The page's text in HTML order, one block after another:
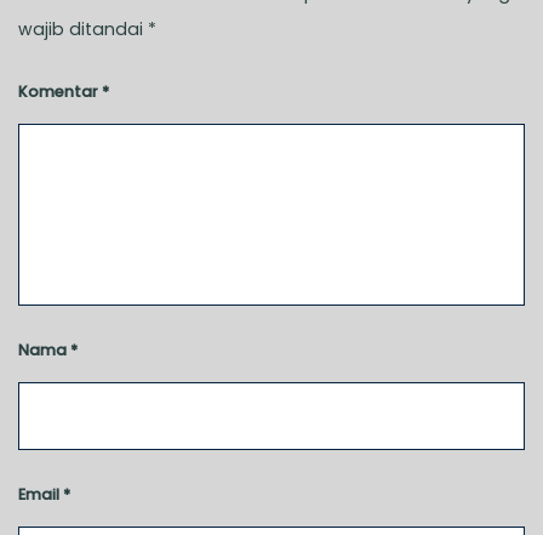
wajib ditandai *
Komentar *
Nama *
Email *